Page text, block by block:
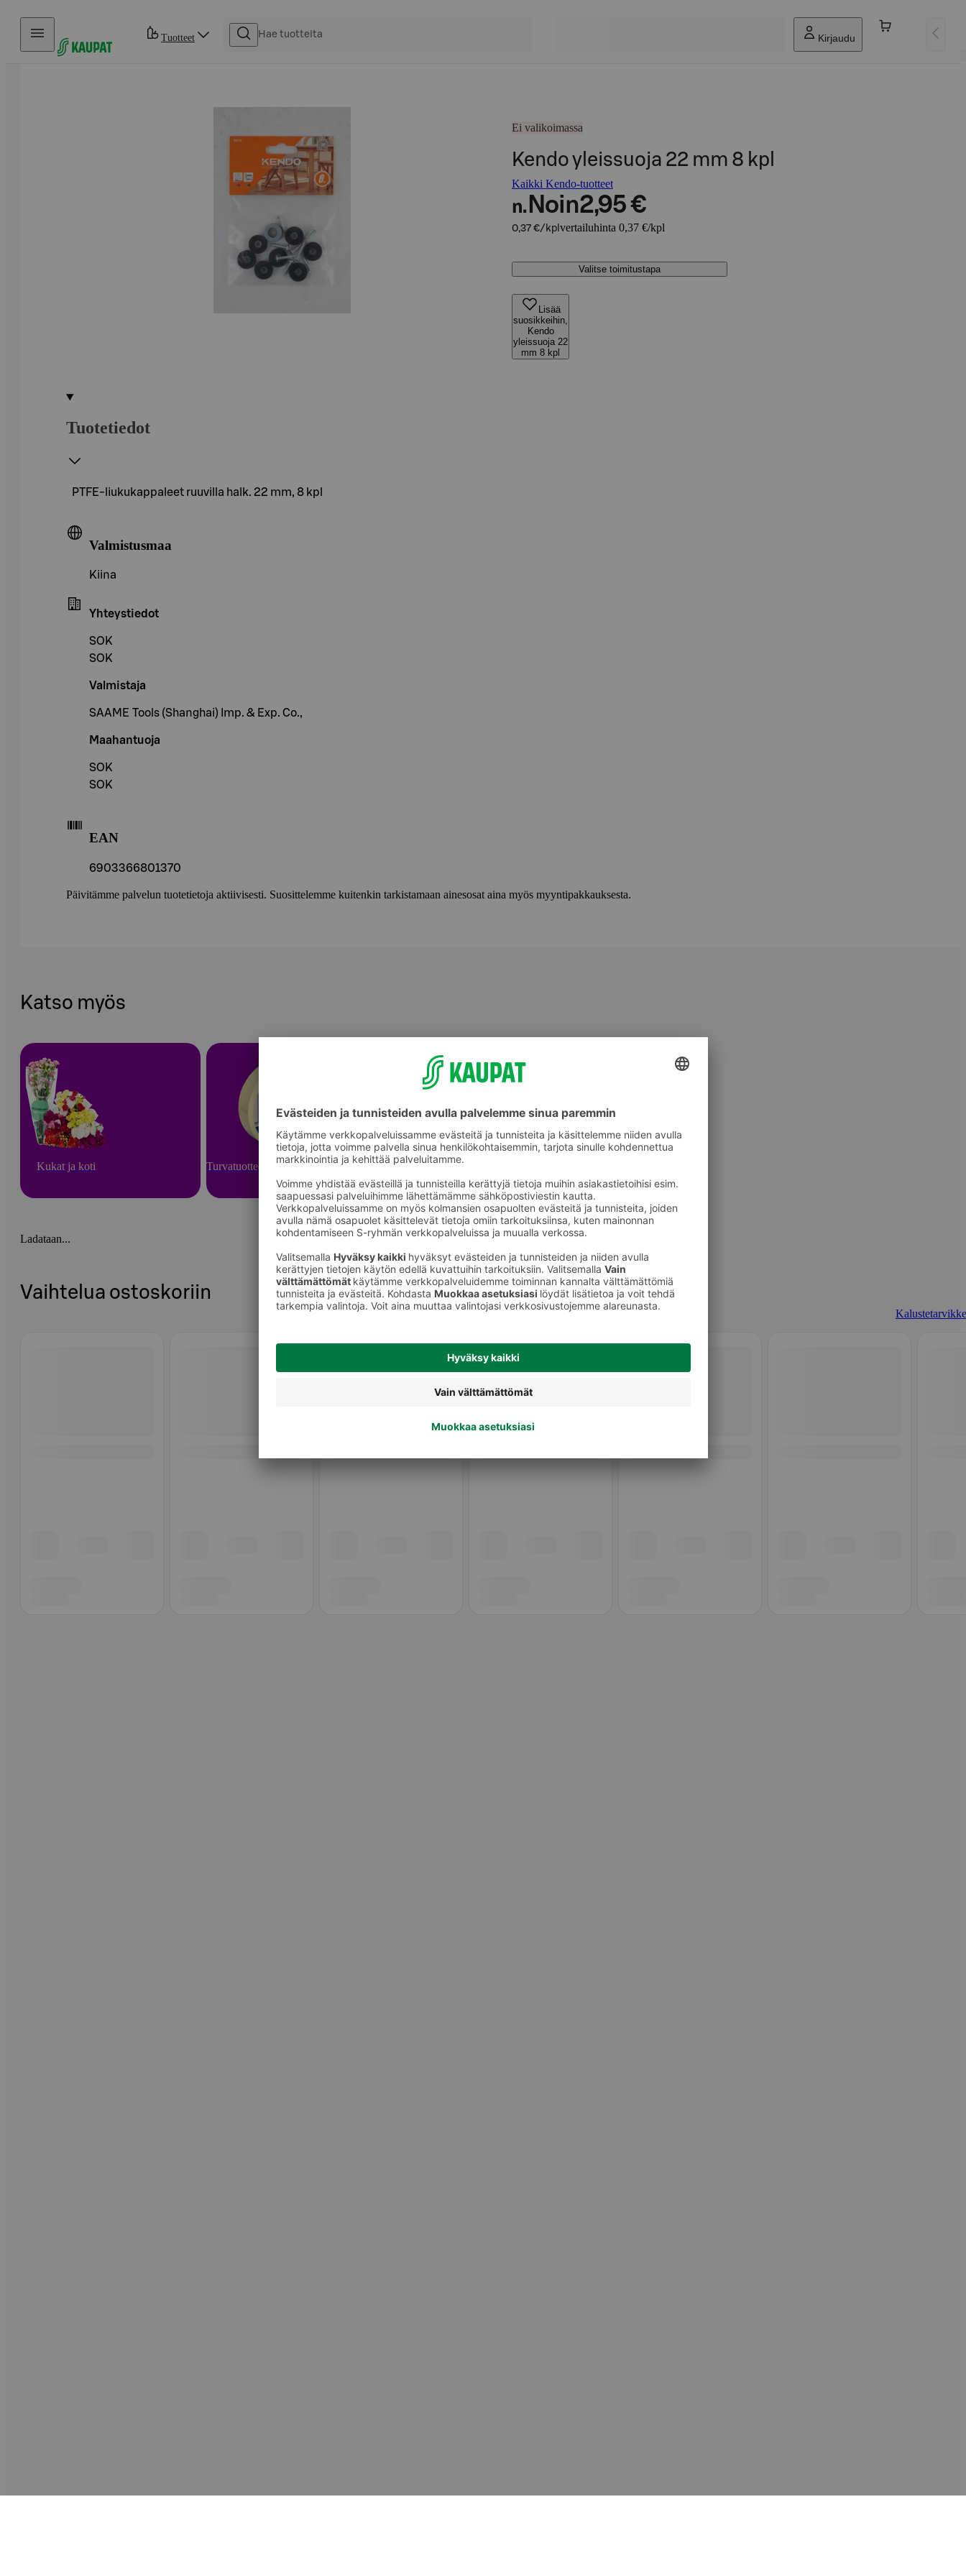
Hyppää sisältöön
Tuotteet Kirjaudu
Ei valikoimassa
Kendo yleissuoja 22 mm 8 kpl
Kaikki Kendo-tuotteet
n. Noin2,95 €
0,37 €/kpl vertailuhinta 0,37 €/kpl
Valitse toimitustapa
Lisää
suosikkeihin,
Kendo
yleissuoja 22
mm 8 kpl
Tuotetiedot
PTFE-liukukappaleet ruuvilla halk. 22 mm, 8 kpl
Valmistusmaa
Kiina
Yhteystiedot
SOK
SOK
Valmistaja
SAAME Tools (Shanghai) Imp. & Exp. Co.,
Maahantuoja
SOK
SOK
EAN
6903366801370
Päivitämme palvelun tuotetietoja aktiivisesti. Suosittelemme kuitenkin tarkistamaan ainesosat aina myös myyntipakkauksesta.
Katso myös
Kukat ja koti Turvatuotteet ja arjen apuvälineet Kalustetarvikkeet
Ladataan...
Vaihtelua ostoskoriin